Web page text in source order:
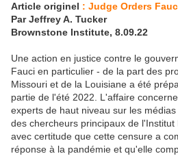
Article originel : Judge Orders
Par Jeffrey A. Tucker
Brownstone Institute, 8.09.22
Une action en justice contre le
Fauci en particulier - de la part des
Missouri et de la Louisiane a été
partie de l'été 2022. L'affaire
experts de haut niveau sur les
des chercheurs principaux de
avec certitude que cette censure a
réponse à la pandémie et qu'elle